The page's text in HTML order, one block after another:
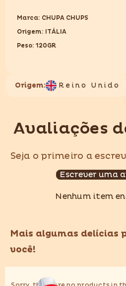
Marca: CHUPA CHUPS
Origem: ITÁLIA
Peso: 120GR
Origem: Reino Unido
Avaliações
Seja o primeiro a
Escrever uma
Nenhum item
Mais algumas delícias
você!